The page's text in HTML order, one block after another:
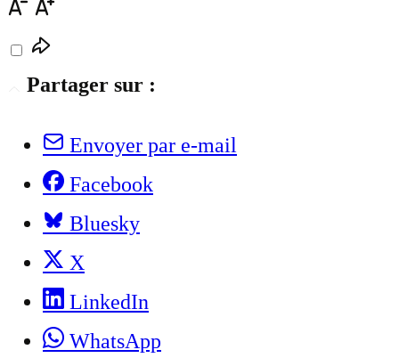
Partager sur :
Envoyer par e-mail
Facebook
Bluesky
X
LinkedIn
WhatsApp